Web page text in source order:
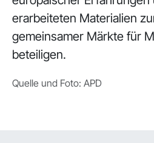
erarbeiteten Materialien
gemeinsamer Märkte für
beteiligen.
Quelle und Foto: APD